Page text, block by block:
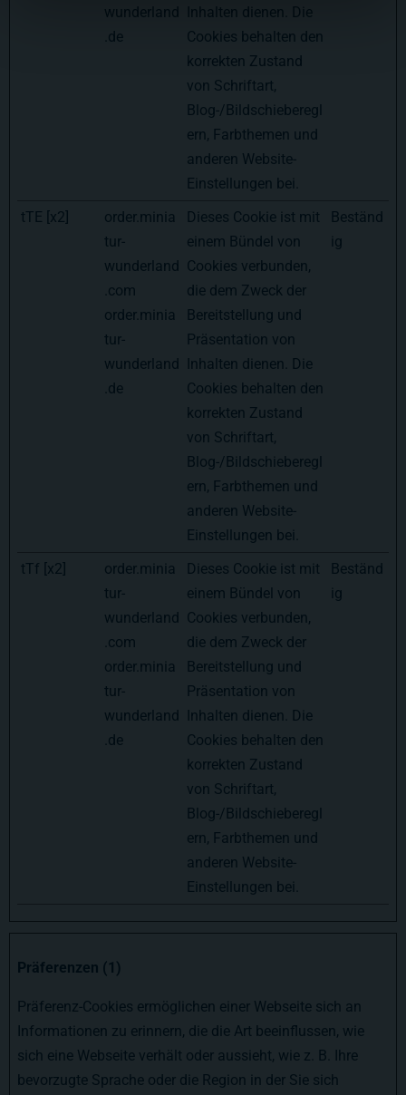
wunderland
.de
Inhalten dienen. Die
Cookies behalten den
korrekten Zustand
von Schriftart,
Blog-/Bildschieberegl
ern, Farbthemen und
anderen Website-
Einstellungen bei.
tTE [x2]
order.minia
tur-
wunderland
.com
order.minia
tur-
wunderland
.de
Dieses Cookie ist mit
einem Bündel von
Cookies verbunden,
die dem Zweck der
Bereitstellung und
Präsentation von
Inhalten dienen. Die
Cookies behalten den
korrekten Zustand
von Schriftart,
Blog-/Bildschieberegl
ern, Farbthemen und
anderen Website-
Einstellungen bei.
Beständ
ig
tTf [x2]
order.minia
tur-
wunderland
.com
order.minia
tur-
wunderland
.de
Dieses Cookie ist mit
einem Bündel von
Cookies verbunden,
die dem Zweck der
Bereitstellung und
Präsentation von
Inhalten dienen. Die
Cookies behalten den
korrekten Zustand
von Schriftart,
Blog-/Bildschieberegl
ern, Farbthemen und
anderen Website-
Einstellungen bei.
Beständ
ig
Präferenzen (1)
Präferenz-Cookies ermöglichen einer Webseite sich an
Informationen zu erinnern, die die Art beeinflussen, wie
sich eine Webseite verhält oder aussieht, wie z. B. Ihre
bevorzugte Sprache oder die Region in der Sie sich